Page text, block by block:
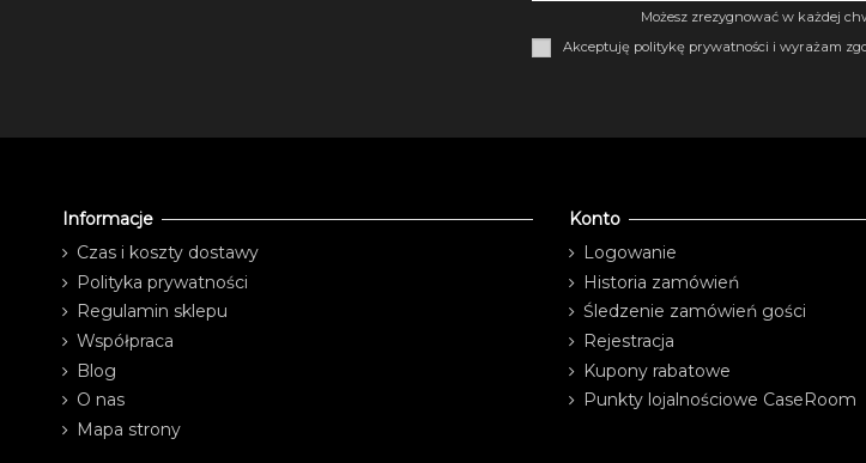
Możesz zrezygnować w każdej
Akceptuję politykę prywatności i wyrażam
Informacje
Czas i koszty dostawy
Polityka prywatności
Regulamin sklepu
Współpraca
Blog
O nas
Mapa strony
Konto
Logowanie
Historia zamówień
Śledzenie zamówień gości
Rejestracja
Kupony rabatowe
Punkty lojalnościowe CaseRoom